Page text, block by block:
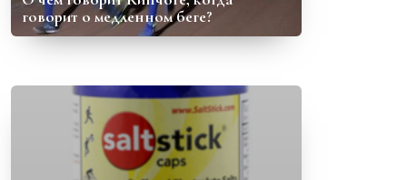
говорит о медленном беге?